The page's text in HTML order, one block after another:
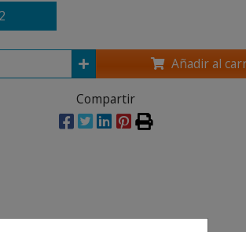
Añadir al
Compartir